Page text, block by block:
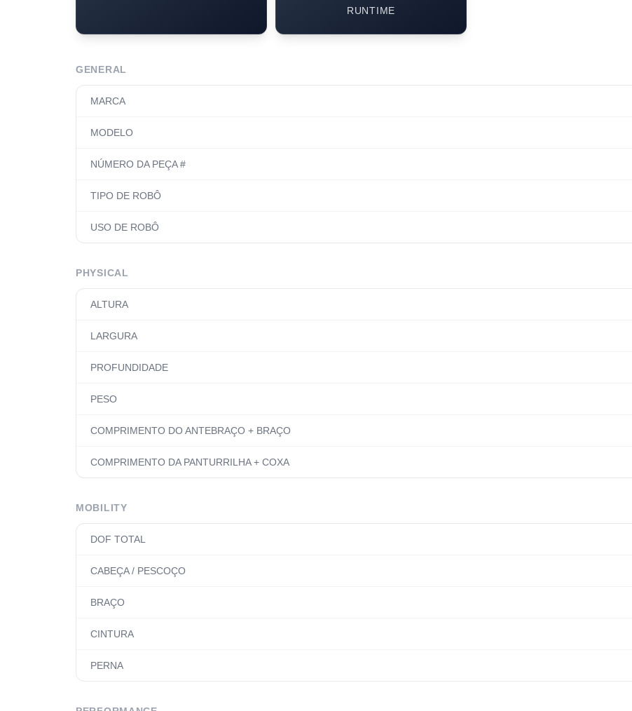
RUNTIME
GENERAL
MARCA
MODELO
NÚMERO DA PEÇA #
TIPO DE ROBÔ
USO DE ROBÔ
PHYSICAL
ALTURA
LARGURA
PROFUNDIDADE
PESO
COMPRIMENTO DO ANTEBRAÇO + BRAÇO
COMPRIMENTO DA PANTURRILHA + COXA
MOBILITY
DOF TOTAL
CABEÇA / PESCOÇO
BRAÇO
CINTURA
PERNA